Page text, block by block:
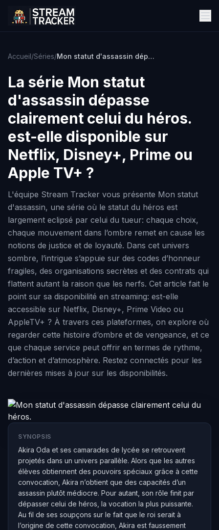
Accueil/Séries/ Mon statut d'assassin dépasse clairement celui du héros.
La série Mon statut
d'assassin dépasse
clairement celui du héros.
est-elle disponible sur
Netflix, Disney+, Prime ou
Apple TV+ ?
L'équipe Stream Tracker vous présente Mon statut
d'assassin, une série où le statut du héros est
largement eclipsé par celui du tueur: chaque choix,
chaque mouvement dans l’ombre remet en cause les
notions de justice et de loyauté. Dans cet univers
sombre, l’intrigue s’appuie sur des codes d’honneur
fragiles, des organisations secrètes et des contrats qui
flattent autant la raison que les nerfs. Cet article fait le
point sur sa disponibilité en streaming: est-elle
accessible sur Netflix, Disney+, Prime Video ou
AppleTV+ ? À travers ces plateformes, on explore où
regarder cette histoire d’ombre et de vengeance, et ce
que chaque service peut offrir en termes de rythme,
d’action et d’atmosphère. Restez connectés pour les
dernières mises à jour sur les disponibilités.
SYNOPSIS
Akira Oda et ses camarades de lycée se retrouvent
projetés dans un univers parallèle. Alors que les autres
élèves obtiennent des pouvoirs spéciaux grâce à cette
convocation, Akira n’obtient que des capacités d’un
assassin plutôt médiocre. Pour autant, son rôle finit par
dépasser celui de héros, la vocation la plus puissante.
Au fil de ses soupçons sur le fait que le roi serait à
l’origine de cette convocation, Akira est faussement